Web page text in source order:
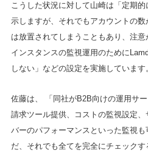
こうした状況に対して山崎は「定期
示しますが、それでもアカウントの
は放置されてしまうこともあり、注意
インスタンスの監視運用のために
しない」などの設定を実施しています
佐藤は、 「同社がB2B向けの運用サ
請求ツール提供、コストの監視設定
バーのパフォーマンスといった監視
だ、それでも全てを完全にチェック